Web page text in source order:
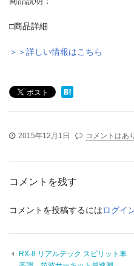
□商品詳細
＞＞詳しい情報はこちら
2015年12月1日 コメントはあ
コメントを残す
コメントを投稿するにはログイ
RX-8 リアルテック スピリット車